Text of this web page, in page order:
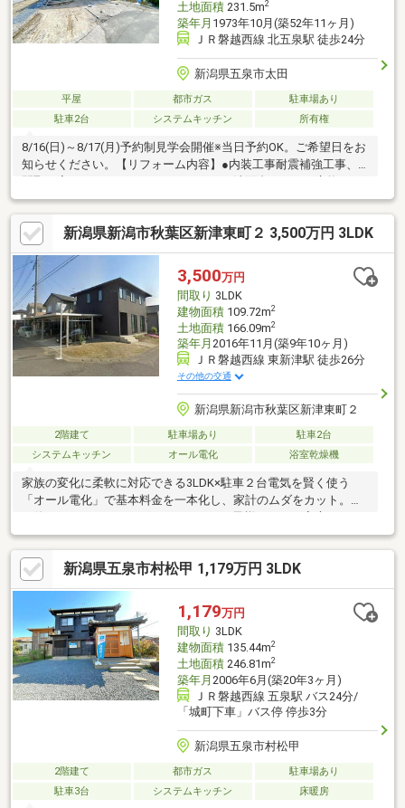
土地面積231.5m2
築年月 1973年10月(築52年11ヶ月)
ＪＲ磐越西線 北五泉駅 徒歩24分
新潟県五泉市太田
平屋 都市ガス
駐車場あり
駐車2台
システムキッチン 所有権
8/16(日)～8/17(月)予約制見学会開催※当日予約OK。ご希望日をお
知らせください。【リフォーム内容】●内装工事耐震補強工事、
間取り変更、キッチン、ユニットバス、洗面台、トイレ交換、
LED照明設置クリーニング、漏電点検、設備点検、雨漏り点検、
漏水点検●外構工事外壁塗装、駐車場拡張【おすすめポイン
ト】・シロアリ防除工事施工後5年間保証・返済額や融資可能額な
ど、お客様のご希望にあわせてご提案。住宅ローンが初めての方
でもお気軽にご相談ください【周辺施設】・五泉東小学校1200ｍ
（徒歩15分）・五泉中学校2200ｍ（徒歩28分）
新潟県新潟市秋葉区新津東町２ 3,500万円 3LDK
3,500万円
間取り 3LDK
建物面積109.72m2
土地面積166.09m2
築年月 2016年11月(築9年10ヶ月)
ＪＲ磐越西線 東新津駅 徒歩26分
その他の交通
新潟県新潟市秋葉区新津東町２
2階建て 駐車場あり
駐車2台
システムキッチン
オール電化 浴室乾燥機
家族の変化に柔軟に対応できる3LDK×駐車２台電気を賢く使う
「オール電化」で基本料金を一本化し、家計のムダをカット。火
ア世代にも安心をお届けします。
新潟県五泉市村松甲 1,179万円 3LDK
1,179万円
間取り 3LDK
建物面積135.44m2
土地面積246.81m2
築年月 2006年6月(築20年3ヶ月)
ＪＲ磐越西線 五泉駅 バス24分/
「城町下車」バス停 停歩3分
新潟県五泉市村松甲
2階建て 都市ガス
駐車場あり
駐車3台
システムキッチン 床暖房